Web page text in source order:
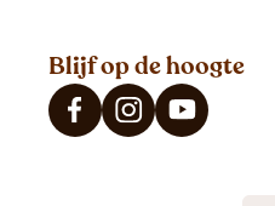
Blijf op de hoogte